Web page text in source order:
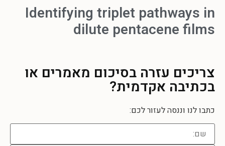
Identifying triplet pathways in
dilute pentacene films
צריכים עזרה בסיכום מאמרים או
בכתיבה אקדמית?
כתבו לנו וננסה לעזור לכם: